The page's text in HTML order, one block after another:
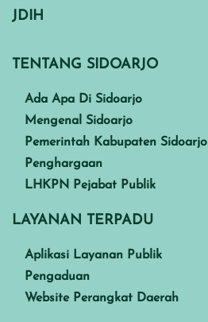
JDIH
TENTANG SIDOARJO
Ada Apa Di Sidoarjo
Mengenal Sidoarjo
Pemerintah Kabupaten Sidoarjo
Penghargaan
LHKPN Pejabat Publik
LAYANAN TERPADU
Aplikasi Layanan Publik
Pengaduan
Website Perangkat Daerah